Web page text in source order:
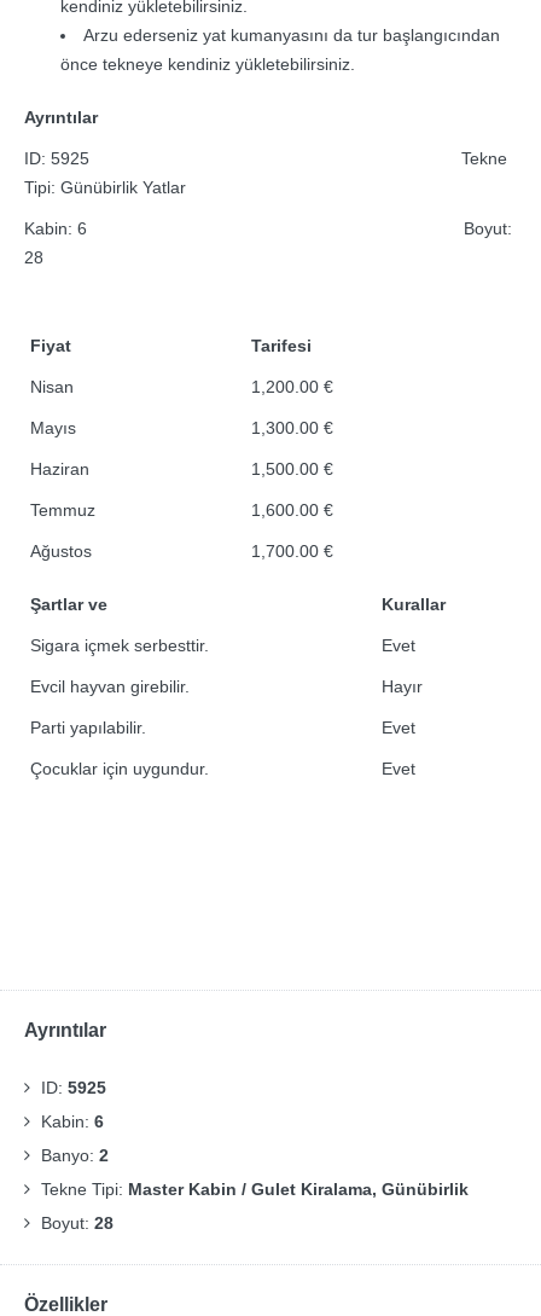
kendiniz yükletebilirsiniz.
Arzu ederseniz yat kumanyasını da tur başlangıcından
önce tekneye kendiniz yükletebilirsiniz.
Ayrıntılar
ID: 5925 Tekne
Tipi: Günübirlik Yatlar
Kabin: 6 Boyut:
28
Fiyat Tarifesi
Nisan 1,200.00 €
Mayıs 1,300.00 €
Haziran 1,500.00 €
Temmuz 1,600.00 €
Ağustos 1,700.00 €
Şartlar ve Kurallar
Sigara içmek serbesttir. Evet
Evcil hayvan girebilir. Hayır
Parti yapılabilir. Evet
Çocuklar için uygundur. Evet
Ayrıntılar
ID: 5925
Kabin: 6
Banyo: 2
Tekne Tipi: Master Kabin / Gulet Kiralama, Günübirlik
Boyut: 28
Özellikler